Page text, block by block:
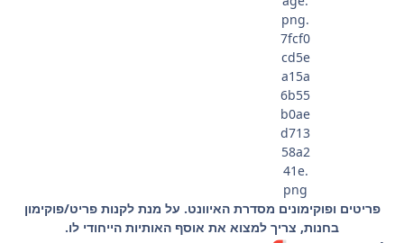
פריטים ופוקימונים מסדרת האיוונט. על מנת לקנות פריט/פוקימון
בחנות, צריך למצוא את אוסף האותיות הייחודי לו.